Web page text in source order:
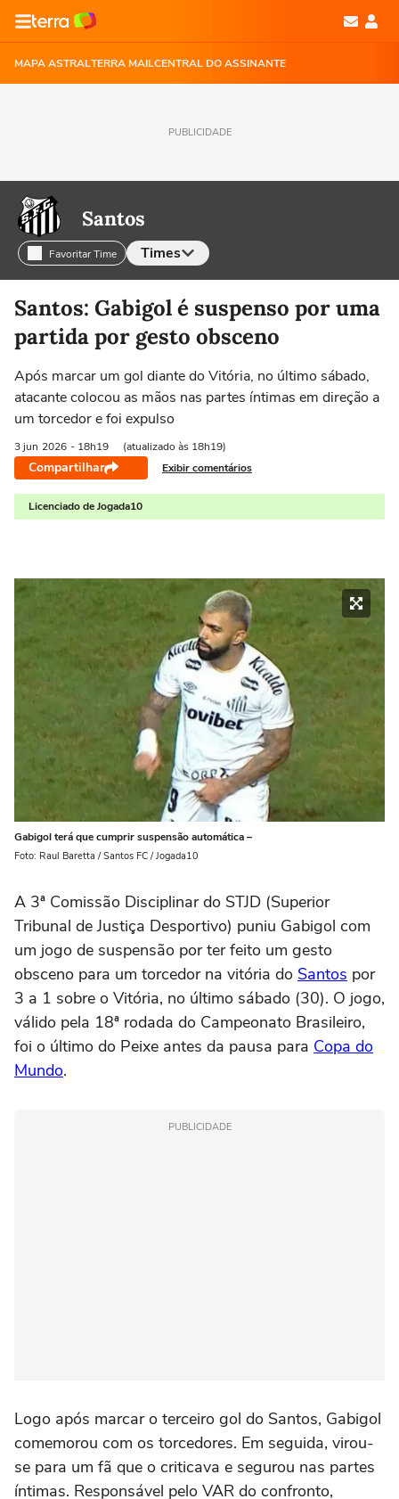
MAPA ASTRALTERRA MAILCENTRAL DO ASSINANTE
PUBLICIDADE
Santos
Favoritar Time Times
Selecione o time para ver as notícias
Santos: Gabigol é suspenso por uma
partida por gesto obsceno
Após marcar um gol diante do Vitória, no último sábado,
atacante colocou as mãos nas partes íntimas em direção a
um torcedor e foi expulso
3 jun 2026 - 18h19 (atualizado às 18h19)
Compartilhar Exibir comentários
Licenciado de Jogada10
Gabigol terá que cumprir suspensão automática –
Foto: Raul Baretta / Santos FC / Jogada10
A 3ª Comissão Disciplinar do STJD (Superior
Tribunal de Justiça Desportivo) puniu Gabigol com
um jogo de suspensão por ter feito um gesto
obsceno para um torcedor na vitória do Santos por
3 a 1 sobre o Vitória, no último sábado (30). O jogo,
válido pela 18ª rodada do Campeonato Brasileiro,
foi o último do Peixe antes da pausa para Copa do
Mundo.
PUBLICIDADE
Logo após marcar o terceiro gol do Santos, Gabigol
comemorou com os torcedores. Em seguida, virou-
se para um fã que o criticava e segurou nas partes
íntimas. Responsável pelo VAR do confronto,